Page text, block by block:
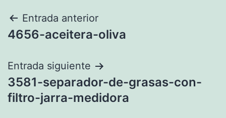
Navegación
de
entradas
Entrada anterior
4656-aceitera-oliva
Entrada siguiente
3581-separador-de-grasas-con-
filtro-jarra-medidora